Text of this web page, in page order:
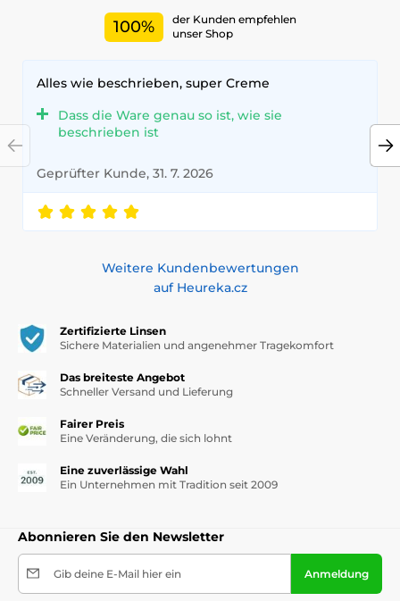
100%
der Kunden empfehlen
unser Shop
Alles wie beschrieben, super Creme
Dass die Ware genau so ist, wie sie
beschrieben ist
Geprüfter Kunde, 31. 7. 2026
Weitere Kundenbewertungen
auf Heureka.cz
Zertifizierte Linsen
Sichere Materialien und angenehmer Tragekomfort
Das breiteste Angebot
Schneller Versand und Lieferung
Fairer Preis
Eine Veränderung, die sich lohnt
Eine zuverlässige Wahl
Ein Unternehmen mit Tradition seit 2009
Abonnieren Sie den Newsletter
Gib deine E-Mail hier ein Anmeldung